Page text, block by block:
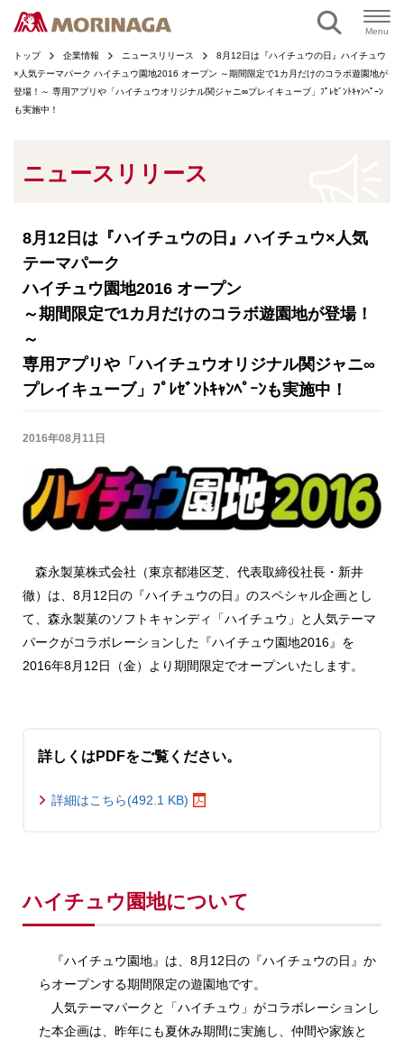
Menu
トップ 企業情報 ニュースリリース
8月12日は『ハイチュウの日』ハイチュウ
×人気テーマパーク ハイチュウ園地2016 オープン ～期間限定で1カ月だけのコラボ遊園地が
登場！～ 専用アプリや「ハイチュウオリジナル関ジャニ∞プレイキューブ」ﾌﾟﾚｾﾞﾝﾄｷｬﾝﾍﾟｰﾝ
も実施中！
ニュースリリース
8月12日は『ハイチュウの日』ハイチュウ×人気
テーマパーク
ハイチュウ園地2016 オープン
～期間限定で1カ月だけのコラボ遊園地が登場！
～
専用アプリや「ハイチュウオリジナル関ジャニ∞
プレイキューブ」ﾌﾟﾚｾﾞﾝﾄｷｬﾝﾍﾟｰﾝも実施中！
2016年08月11日
森永製菓株式会社（東京都港区芝、代表取締役社長・新井
徹）は、8月12日の『ハイチュウの日』のスペシャル企画とし
て、森永製菓のソフトキャンディ「ハイチュウ」と人気テーマ
パークがコラボレーションした『ハイチュウ園地2016』を
2016年8月12日（金）より期間限定でオープンいたします。
詳しくはPDFをご覧ください。
詳細はこちら(492.1 KB)
ハイチュウ園地について
『ハイチュウ園地』は、8月12日の『ハイチュウの日』か
らオープンする期間限定の遊園地です。
人気テーマパークと「ハイチュウ」がコラボレーションし
た本企画は、昨年にも夏休み期間に実施し、仲間や家族と